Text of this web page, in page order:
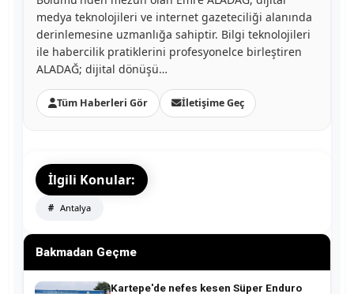
medya teknolojileri ve internet gazeteciliği alanında
derinlemesine uzmanlığa sahiptir. Bilgi teknolojileri
ile habercilik pratiklerini profesyonelce birleştiren
ALADAĞ; dijital dönüşü…
Tüm Haberleri Gör İletişime Geç
İlgili Konular:
Antalya
Bakmadan Geçme
Kartepe'de nefes kesen Süper Enduro